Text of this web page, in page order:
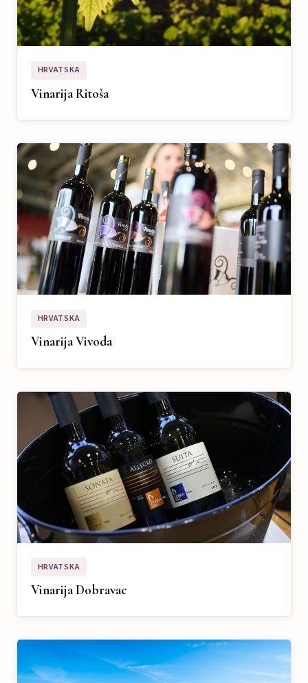
HRVATSKA
Vinarija Ritoša
HRVATSKA
Vinarija Vivoda
HRVATSKA
Vinarija Dobravac